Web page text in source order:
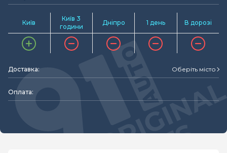
Київ
Київ 3
години
Дніпро 1 день В дорозі
Доставка: Оберіть місто
Оплата: